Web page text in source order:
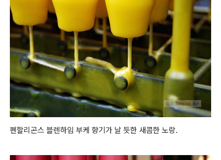
펜할리곤스 블렌하임 부케 향기가 날 듯한 새콤한 노랑.